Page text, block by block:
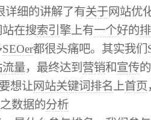
详细的讲解了有关于网站优
在搜索引 擎上有一个好的
SEOer都很头痛吧。其实我们
流量，最终达到 营销和宣传
想让网站关键词排名 上首页
之数据的分析